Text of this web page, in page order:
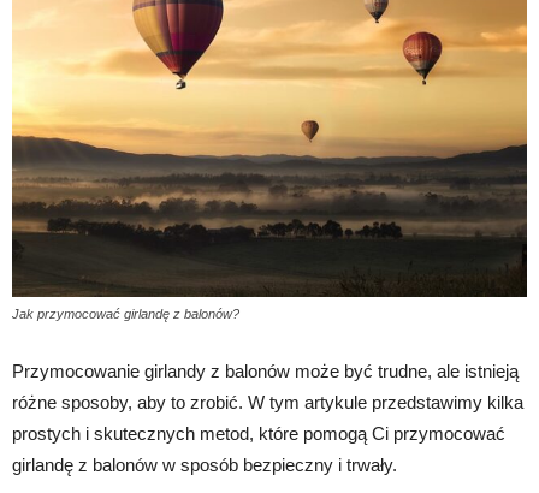
Jak przymocować girlandę z balonów?
Przymocowanie girlandy z balonów może być trudne, ale istnieją
różne sposoby, aby to zrobić. W tym artykule przedstawimy kilka
prostych i skutecznych metod, które pomogą Ci przymocować
girlandę z balonów w sposób bezpieczny i trwały.